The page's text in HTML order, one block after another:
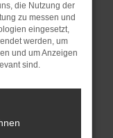
anderen
Fenster?
die Nutzung der
zu messen und
eingesetzt,
werden, um
und um Anzeigen
sind.